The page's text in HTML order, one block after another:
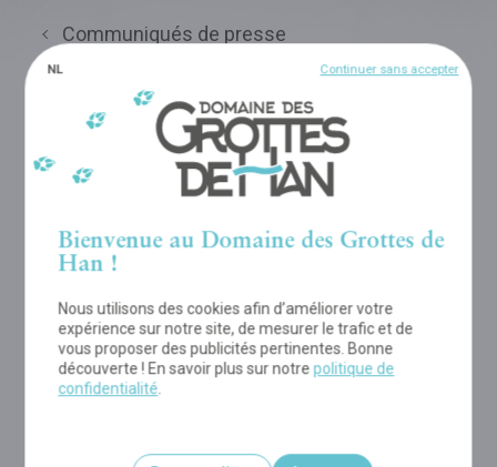
Communiqués de presse
Nouveau dans le Parc
Animalier : un parcours
dans les arbres à 5 mètres
de haut !
MÉDIATÈQUE DE L'ARTICLE
1 JUIN 2015
Bienvenue au Domaine des Grottes de
Han !
Nous utilisons des cookies afin d’améliorer votre
expérience sur notre site, de mesurer le trafic et de
vous proposer des publicités pertinentes. Bonne
découverte ! En savoir plus sur notre politique de
confidentialité
NL Continuer sans accepter